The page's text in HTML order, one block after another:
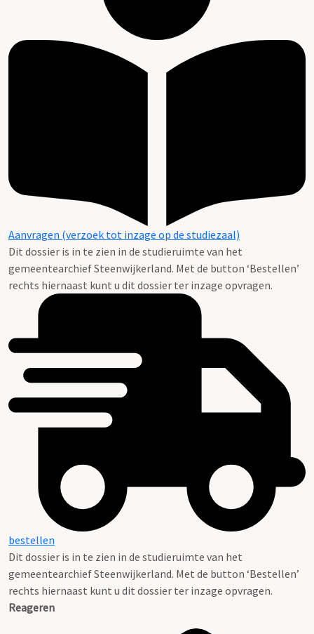
Aanvragen (verzoek tot inzage op de studiezaal)
Dit dossier is in te zien in de studieruimte van het
gemeentearchief Steenwijkerland. Met de button ‘Bestellen’
rechts hiernaast kunt u dit dossier ter inzage opvragen.
bestellen
Dit dossier is in te zien in de studieruimte van het
gemeentearchief Steenwijkerland. Met de button ‘Bestellen’
rechts hiernaast kunt u dit dossier ter inzage opvragen.
Reageren